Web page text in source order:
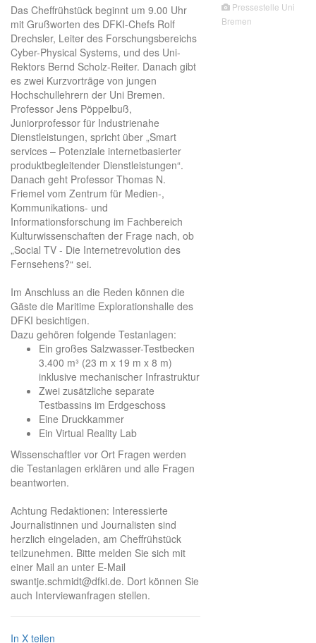
Das Cheffrühstück beginnt um 9.00 Uhr
mit Grußworten des DFKI-Chefs Rolf
Drechsler, Leiter des Forschungsbereichs
Cyber-Physical Systems, und des Uni-
Rektors Bernd Scholz-Reiter. Danach gibt
es zwei Kurzvorträge von jungen
Hochschullehrern der Uni Bremen.
Professor Jens Pöppelbuß,
Juniorprofessor für Industrienahe
Dienstleistungen, spricht über „Smart
services – Potenziale internetbasierter
produktbegleitender Dienstleistungen“.
Danach geht Professor Thomas N.
Friemel vom Zentrum für Medien-,
Kommunikations- und
Informationsforschung im Fachbereich
Kulturwissenschaften der Frage nach, ob
„Social TV - Die Internetrevolution des
Fernsehens?“ sei.
Im Anschluss an die Reden können die
Gäste die Maritime Explorationshalle des
DFKI besichtigen.
Dazu gehören folgende Testanlagen:
Ein großes Salzwasser-Testbecken
3.400 m³ (23 m x 19 m x 8 m)
inklusive mechanischer Infrastruktur
Zwei zusätzliche separate
Testbassins im Erdgeschoss
Eine Druckkammer
Ein Virtual Reality Lab
Wissenschaftler vor Ort Fragen werden
die Testanlagen erklären und alle Fragen
beantworten.
Achtung Redaktionen: Interessierte
Journalistinnen und Journalisten sind
herzlich eingeladen, am Cheffrühstück
teilzunehmen. Bitte melden Sie sich mit
einer Mail an unter E-Mail
swantje.schmidt@dfki.de. Dort können Sie
auch Interviewanfragen stellen.
In X teilen
Pressestelle Uni
Bremen